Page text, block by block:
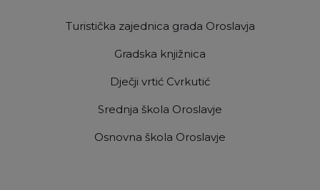
Turistička zajednica grada Oroslavja
Gradska knjižnica
Dječji vrtić Cvrkutić
Srednja škola Oroslavje
Osnovna škola Oroslavje